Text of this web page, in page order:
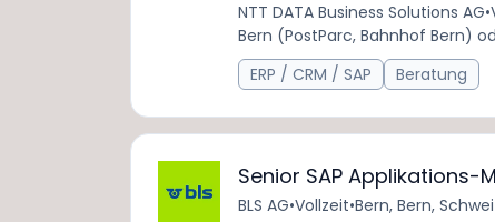
NTT DATA Business Solutions AG•
Bern (PostParc, Bahnhof Bern)
ERP / CRM / SAP
Beratung
Senior SAP Applikations-
BLS AG•Vollzeit•Bern, Bern,